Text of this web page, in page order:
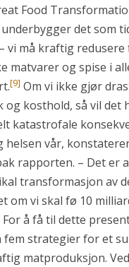
Food
det som
vi må kraftig
matvarer og spise i
[9] Om vi ikke gjør
og kosthold, så vil det
katastrofale
helsen vår,
rapporten. – Det er
transformasjon av
om vi skal fø 10
For å få til dette
fem strategier for et
matproduksjon.